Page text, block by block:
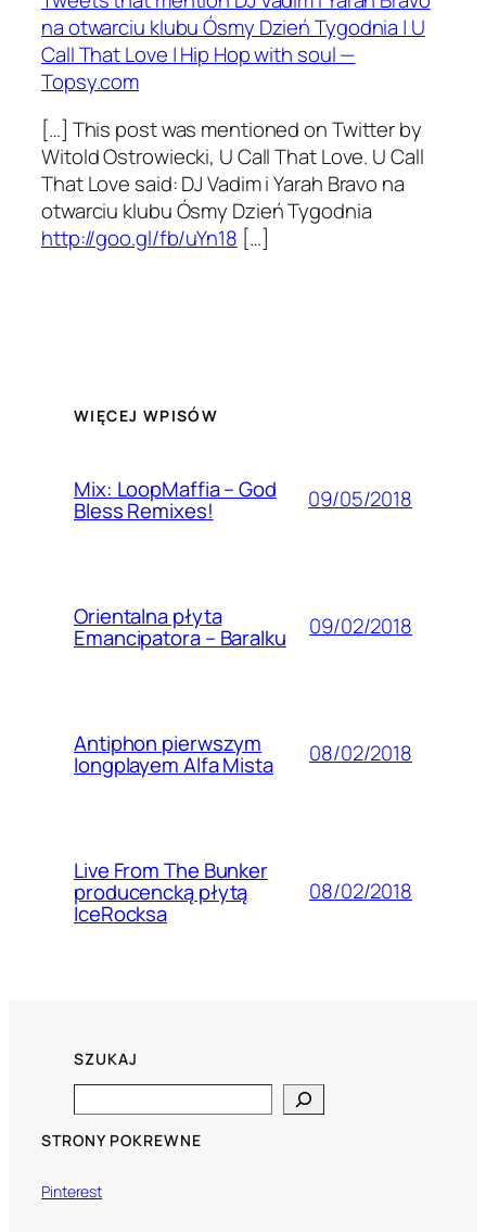
na otwarciu klubu Ósmy Dzień Tygodnia | U
Call That Love | Hip Hop with soul —
Topsy.com
[…] This post was mentioned on Twitter by
Witold Ostrowiecki, U Call That Love. U Call
That Love said: DJ Vadim i Yarah Bravo na
otwarciu klubu Ósmy Dzień Tygodnia
http://goo.gl/fb/uYn18 […]
WIĘCEJ WPISÓW
Mix: LoopMaffia – God
Bless Remixes! 09/05/2018
Orientalna płyta
Emancipatora – Baralku 09/02/2018
Antiphon pierwszym
longplayem Alfa Mista 08/02/2018
Live From The Bunker
producencką płytą
IceRocksa
08/02/2018
SZUKAJ
STRONY POKREWNE
Pinterest